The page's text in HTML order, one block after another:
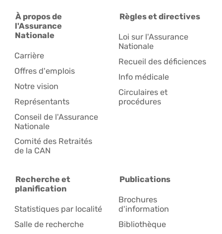
À propos de
l'Assurance
Nationale
Carrière
Offres d'emplois
Notre vision
Représentants
Conseil de l'Assurance
Nationale
Comité des Retraités
de la CAN
Règles et directives
Loi sur l'Assurance
Nationale
Recueil des déficiences
Info médicale
Circulaires et
procédures
Recherche et
planification
Statistiques par localité
Salle de recherche
Publications
Brochures
d'information
Bibliothèque